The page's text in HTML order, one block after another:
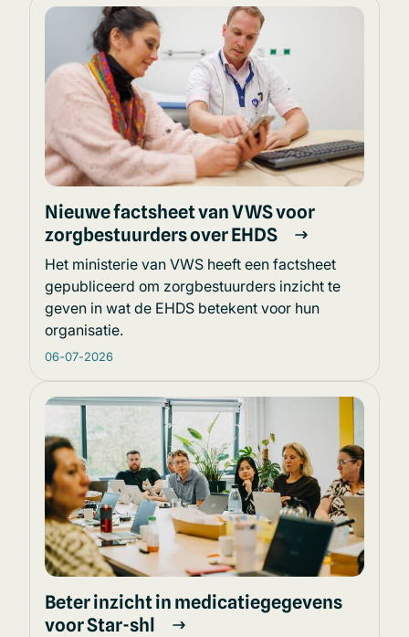
Nieuwe factsheet van VWS voor
zorgbestuurders over EHDS
Het ministerie van VWS heeft een factsheet
gepubliceerd om zorgbestuurders inzicht te
geven in wat de EHDS betekent voor hun
organisatie.
06-07-2026
Beter inzicht in medicatiegegevens
voor Star-shl